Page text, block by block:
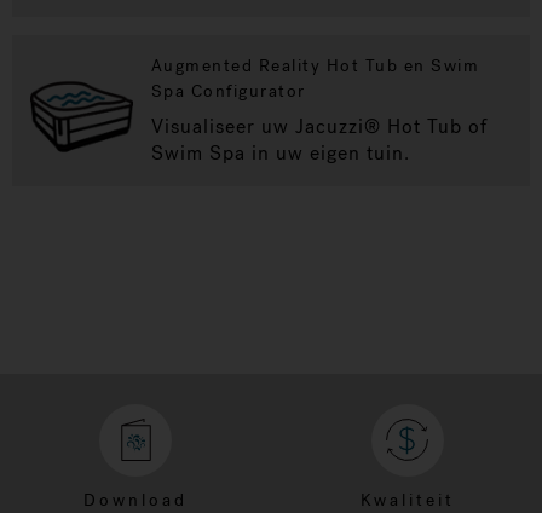
Augmented Reality Hot Tub en Swim
Spa Configurator
Visualiseer uw Jacuzzi® Hot Tub of
Swim Spa in uw eigen tuin.
Download Kwaliteit